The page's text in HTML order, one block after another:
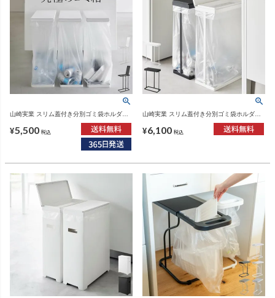
山崎実業 スリム蓋付き分別ゴミ袋ホルダー
シリーズ・ゴミ箱
¥5,500 税込
山崎実業 スリム蓋付き分別ゴミ袋ホルダー
貨・タワーシリーズ・ゴミ箱
¥6,100 税込